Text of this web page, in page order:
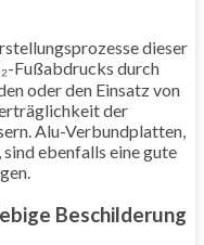
dieser
Fußabdrucks durch
oder den Einsatz von
der
Alu-Verbundplatten,
sind ebenfalls eine gute
Beschilderung